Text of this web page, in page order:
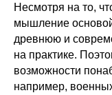
Несмотря на то,
мышление
древнюю и
на практике.
возможности
например,